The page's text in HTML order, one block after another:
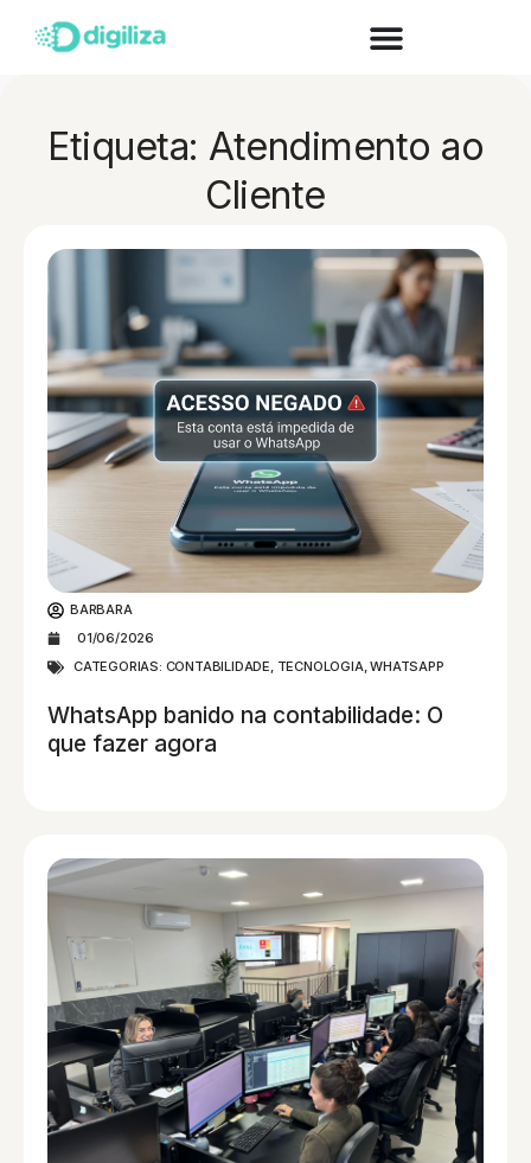
Etiqueta: Atendimento ao
Cliente
BARBARA
01/06/2026
CATEGORIAS: CONTABILIDADE, TECNOLOGIA,WHATSAPP
WhatsApp banido na contabilidade: O
que fazer agora